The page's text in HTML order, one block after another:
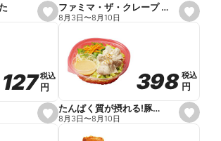
s
e
o
r
i
e
s
e
o
r
i
e
ファミマ・ザ・クレープ 生チョコ
8月3日〜8月10日
s
e
127
127税込
税込
円
円
s
e
398
398 税込
税込
円
円
たんぱく質が摂れる!豚しゃぶのパスタサラダ
8月3日〜8月10日